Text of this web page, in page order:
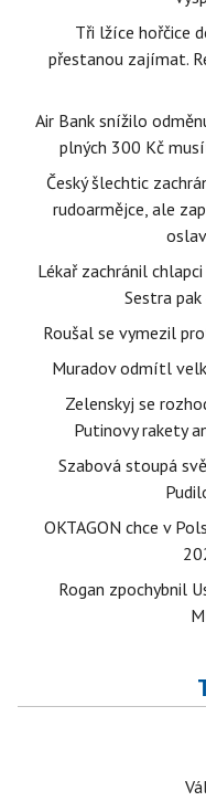
Tři lžíce hořčice
přestanou zajímat.
Air Bank snížilo
plných 300 Kč
Český šlechtic
rudoarmějce, ale
Lékař zachránil
Sestra
Roušal se vymezil
Muradov odmítl
Zelenskyj se
Putinovy rakety
Szabová stoupá
OKTAGON chce v
Rogan zpochybnil